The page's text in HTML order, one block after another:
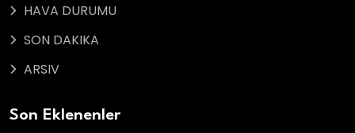
HAVA DURUMU
SON DAKIKA
ARSIV
Son Eklenenler